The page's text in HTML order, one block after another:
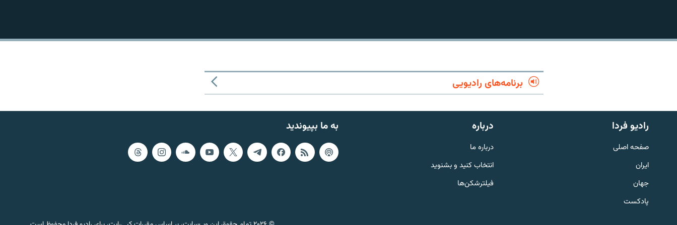
English
به ما بپیوندید
برنامه‌های رادیویی
به ما بپیوندید رادیو فردا
صفحه اصلی
ایران
جهان
پادکست
درباره
درباره ما
انتخاب کنید و بشنوید
فیلترشکن‌ها